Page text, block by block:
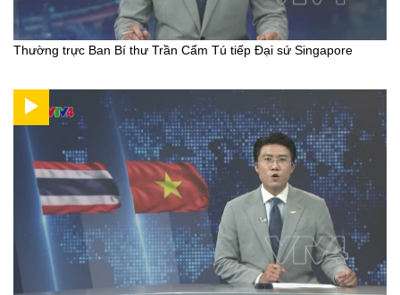
Thường trực Ban Bí thư Trần Cẩm Tú tiếp Đại sứ Singapore